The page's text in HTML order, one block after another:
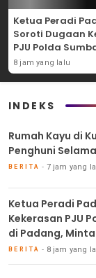
Ketua Peradi
Soroti Dugaan
PJU Polda
terhadap Sopir
Minta Kapolda
8 jam yang lalu
INDEKS
Rumah Kayu di
Penghuni
BERITA 7 jam yang
Ketua Peradi
Kekerasan PJU
di Padang,
BERITA 8 jam yang